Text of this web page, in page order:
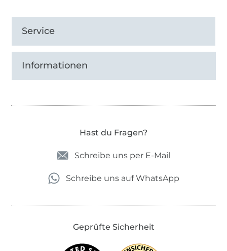
Service
Informationen
Hast du Fragen?
Schreibe uns per E-Mail
Schreibe uns auf WhatsApp
Geprüfte Sicherheit